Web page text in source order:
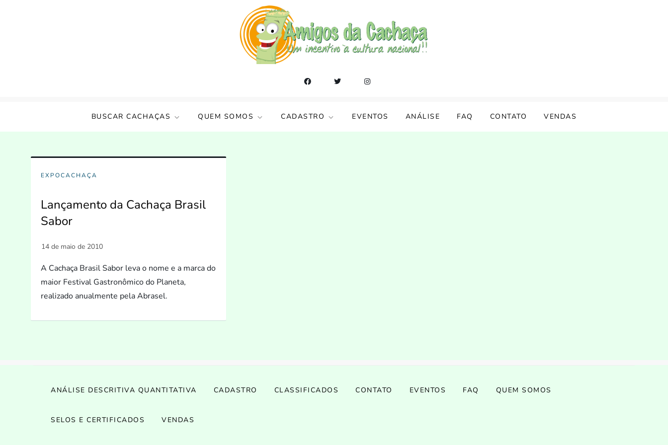
BUSCAR CACHAÇAS QUEM SOMOS CADASTRO EVENTOS ANÁLISE FAQ CONTATO VENDAS
EXPOCACHAÇA
Lançamento da Cachaça Brasil
Sabor
A Cachaça Brasil Sabor leva o nome e a marca do
maior Festival Gastronômico do Planeta,
realizado anualmente pela Abrasel.
ANÁLISE DESCRITIVA QUANTITATIVA CADASTRO CLASSIFICADOS CONTATO EVENTOS FAQ QUEM SOMOS
SELOS E CERTIFICADOS VENDAS